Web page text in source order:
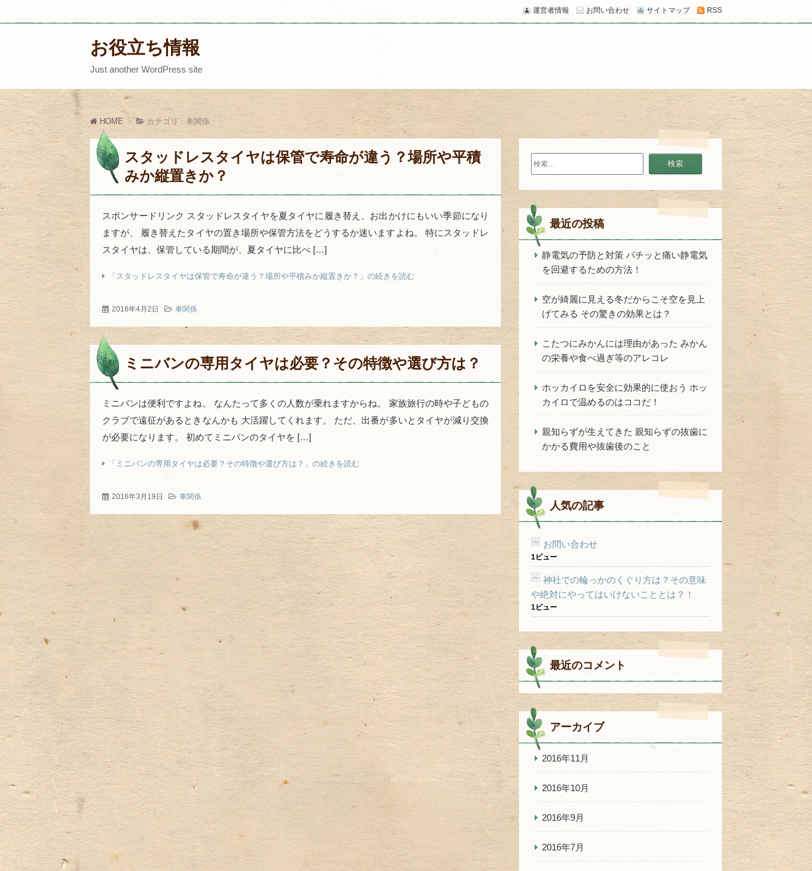
運営者情報 お問い合わせ サイトマップ RSS
お役立ち情報
Just another WordPress site
HOME カテゴリ：車関係
スタッドレスタイヤは保管で寿命が違う？場所や平積
みか縦置きか？
スポンサードリンク スタッドレスタイヤを夏タイヤに履き替え、お出かけにもいい季節になり
ますが、 履き替えたタイヤの置き場所や保管方法をどうするか迷いますよね。 特にスタッドレ
スタイヤは、保管している期間が、夏タイヤに比べ […]
「スタッドレスタイヤは保管で寿命が違う？場所や平積みか縦置きか？」の続きを読む
2016年4月2日 車関係
ミニバンの専用タイヤは必要？その特徴や選び方は？
ミニバンは便利ですよね。 なんたって多くの人数が乗れますからね。 家族旅行の時や子どもの
クラブで遠征があるときなんかも 大活躍してくれます。 ただ、出番が多いとタイヤが減り交換
が必要になります。 初めてミニバンのタイヤを […]
「ミニバンの専用タイヤは必要？その特徴や選び方は？」の続きを読む
2016年3月19日 車関係
検
索:
最近の投稿
静電気の予防と対策 パチッと痛い静電気
を回避するための方法！
空が綺麗に見える冬だからこそ空を見上
げてみる その驚きの効果とは？
こたつにみかんには理由があった みかん
の栄養や食べ過ぎ等のアレコレ
ホッカイロを安全に効果的に使おう ホッ
カイロで温めるのはココだ！
親知らずが生えてきた 親知らずの抜歯に
かかる費用や抜歯後のこと
人気の記事
お問い合わせ
1ビュー
神社での輪っかのくぐり方は？その意味
や絶対にやってはいけないこととは？！
1ビュー
最近のコメント
アーカイブ
2016年11月
2016年10月
2016年9月
2016年7月